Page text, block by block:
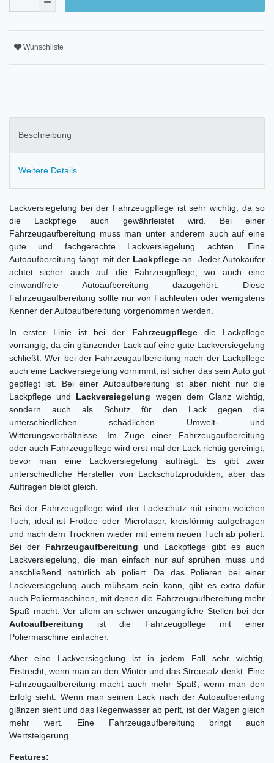
Wunschliste
Beschreibung
Weitere Details
Lackversiegelung bei der Fahrzeugpflege ist sehr wichtig, da so
die Lackpflege auch gewährleistet wird. Bei einer
Fahrzeugaufbereitung muss man unter anderem auch auf eine
gute und fachgerechte Lackversiegelung achten. Eine
Autoaufbereitung fängt mit der Lackpflege an. Jeder Autokäufer
achtet sicher auch auf die Fahrzeugpflege, wo auch eine
einwandfreie Autoaufbereitung dazugehört. Diese
Fahrzeugaufbereitung sollte nur von Fachleuten oder wenigstens
Kenner der Autoaufbereitung vorgenommen werden.
In erster Linie ist bei der Fahrzeugpflegedie Lackpflege
vorrangig, da ein glänzender Lack auf eine gute Lackversiegelung
schließt. Wer bei der Fahrzeugaufbereitung nach der Lackpflege
auch eine Lackversiegelung vornimmt, ist sicher das sein Auto gut
gepflegt ist. Bei einer Autoaufbereitung ist aber nicht nur die
Lackpflege und Lackversiegelung wegen dem Glanz wichtig,
sondern auch als Schutz für den Lack gegen die
unterschiedlichen schädlichen Umwelt- und
Witterungsverhältnisse. Im Zuge einer Fahrzeugaufbereitung
oder auch Fahrzeugpflege wird erst mal der Lack richtig gereinigt,
bevor man eine Lackversiegelung aufträgt. Es gibt zwar
unterschiedliche Hersteller von Lackschutzprodukten, aber das
Auftragen bleibt gleich.
Bei der Fahrzeugpflege wird der Lackschutz mit einem weichen
Tuch, ideal ist Frottee oder Microfaser, kreisförmig aufgetragen
und nach dem Trocknen wieder mit einem neuen Tuch ab poliert.
Bei der Fahrzeugaufbereitung und Lackpflege gibt es auch
Lackversiegelung, die man einfach nur auf sprühen muss und
anschließend natürlich ab poliert. Da das Polieren bei einer
Lackversiegelung auch mühsam sein kann, gibt es extra dafür
auch Poliermaschinen, mit denen die Fahrzeugaufbereitung mehr
Spaß macht. Vor allem an schwer unzugängliche Stellen bei der
Autoaufbereitung ist die Fahrzeugpflege mit einer
Poliermaschine einfacher.
Aber eine Lackversiegelung ist in jedem Fall sehr wichtig,
Erstrecht, wenn man an den Winter und das Streusalz denkt. Eine
Fahrzeugaufbereitung macht auch mehr Spaß, wenn man den
Erfolg sieht. Wenn man seinen Lack nach der Autoaufbereitung
glänzen sieht und das Regenwasser ab perlt, ist der Wagen gleich
mehr wert. Eine Fahrzeugaufbereitung bringt auch
Wertsteigerung.
Features: